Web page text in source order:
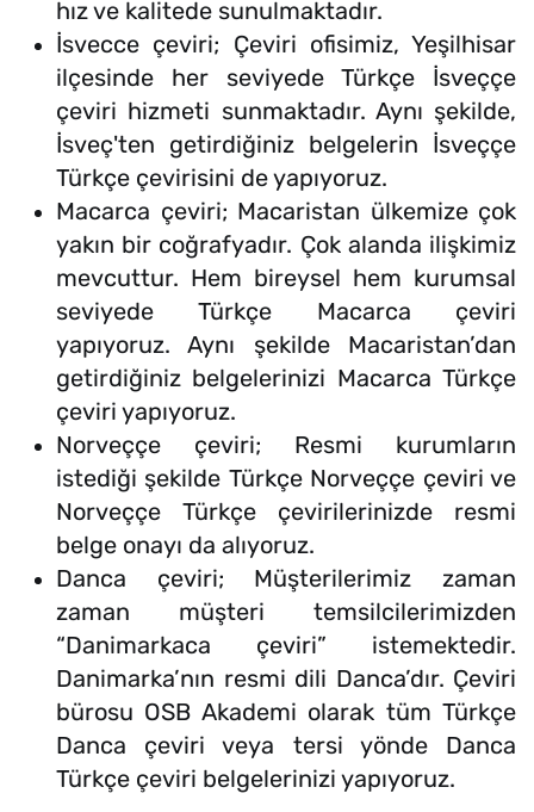
hız ve kalitede sunulmaktadır.
İsvecce çeviri; Çeviri ofisimiz, Yeşilhisar
ilçesinde her seviyede Türkçe İsveççe
çeviri hizmeti sunmaktadır. Aynı şekilde,
İsveç'ten getirdiğiniz belgelerin İsveççe
Türkçe çevirisini de yapıyoruz.
Macarca çeviri; Macaristan ülkemize çok
yakın bir coğrafyadır. Çok alanda ilişkimiz
mevcuttur. Hem bireysel hem kurumsal
seviyede Türkçe Macarca çeviri
yapıyoruz. Aynı şekilde Macaristan’dan
getirdiğiniz belgelerinizi Macarca Türkçe
çeviri yapıyoruz.
Norveççe çeviri; Resmi kurumların
istediği şekilde Türkçe Norveççe çeviri ve
Norveççe Türkçe çevirilerinizde resmi
belge onayı da alıyoruz.
Danca çeviri; Müşterilerimiz zaman
zaman müşteri temsilcilerimizden
“Danimarkaca çeviri” istemektedir.
Danimarka’nın resmi dili Danca’dır. Çeviri
bürosu OSB Akademi olarak tüm Türkçe
Danca çeviri veya tersi yönde Danca
Türkçe çeviri belgelerinizi yapıyoruz.